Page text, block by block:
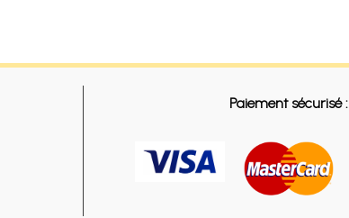
Paiement sécurisé :